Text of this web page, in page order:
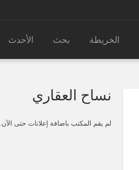
الخريطة بحث الأحدث
نساح العقاري
لم يقم المكتب باضافة إعلانات حتى الآن.